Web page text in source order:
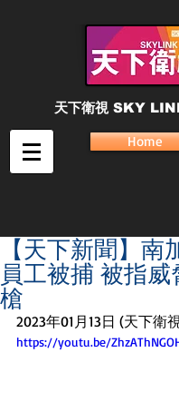
天下衛視 SKY
Home
【天下新聞】南
員工被捕 被指
槍
2023年01月13日 (天下衛
https://youtu.be/